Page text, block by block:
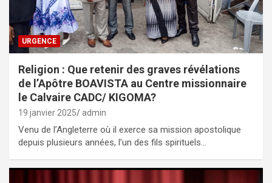
URGENCE
Religion : Que retenir des graves révélations
de l’Apôtre BOAVISTA au Centre missionnaire
le Calvaire CADC/ KIGOMA?
19 janvier 2025 admin
Venu de l’Angleterre où il exerce sa mission apostolique
depuis plusieurs années, l’un des fils spirituels…